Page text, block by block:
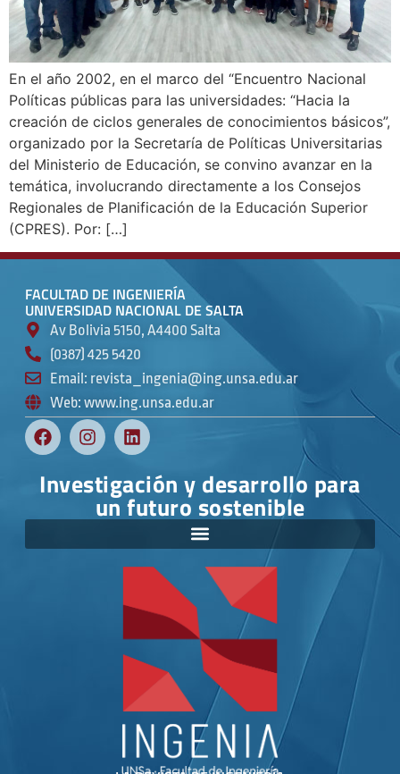
En el año 2002, en el marco del “Encuentro Nacional
Políticas públicas para las universidades: “Hacia la
creación de ciclos generales de conocimientos básicos”,
organizado por la Secretaría de Políticas Universitarias
del Ministerio de Educación, se convino avanzar en la
temática, involucrando directamente a los Consejos
Regionales de Planificación de la Educación Superior
(CPRES). Por: […]
FACULTAD DE INGENIERÍA
UNIVERSIDAD NACIONAL DE SALTA
Av Bolivia 5150, A4400 Salta
(0387) 425 5420
Email: revista_ingenia@ing.unsa.edu.ar
Web: www.ing.unsa.edu.ar
Investigación y desarrollo para
un futuro sostenible